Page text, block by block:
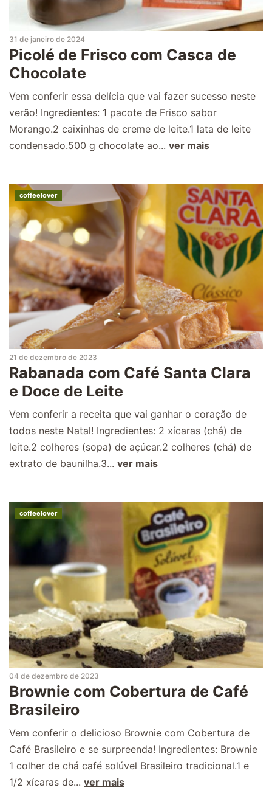
31 de janeiro de 2024
Picolé de Frisco com Casca de
Chocolate
Vem conferir essa delícia que vai fazer sucesso neste
verão! Ingredientes: 1 pacote de Frisco sabor
Morango.2 caixinhas de creme de leite.1 lata de leite
condensado.500 g chocolate ao... ver mais
coffeelover
21 de dezembro de 2023
Rabanada com Café Santa Clara
e Doce de Leite
Vem conferir a receita que vai ganhar o coração de
todos neste Natal! Ingredientes: 2 xícaras (chá) de
leite.2 colheres (sopa) de açúcar.2 colheres (chá) de
extrato de baunilha.3... ver mais
coffeelover
04 de dezembro de 2023
Brownie com Cobertura de Café
Brasileiro
Vem conferir o delicioso Brownie com Cobertura de
Café Brasileiro e se surpreenda! Ingredientes: Brownie
1 colher de chá café solúvel Brasileiro tradicional.1 e
1/2 xícaras de... ver mais